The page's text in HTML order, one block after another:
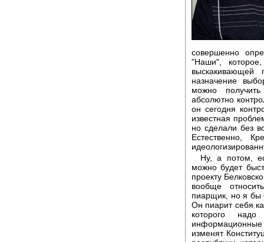
совершенно
"Наши",
выскакивающей
назначение
можно
абсолютно
он сегодня
известная
но сделали без
Естественно,
Ну, а потом,
можно будет
проекту
вообще
пиарщик, но я бы
Он пиарит себя
которого
изменят